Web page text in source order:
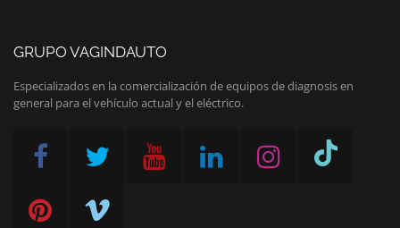
GRUPO VAGINDAUTO
Especializados en la comercialización de equipos de diagnosis en
general para el vehículo actual y el eléctrico.